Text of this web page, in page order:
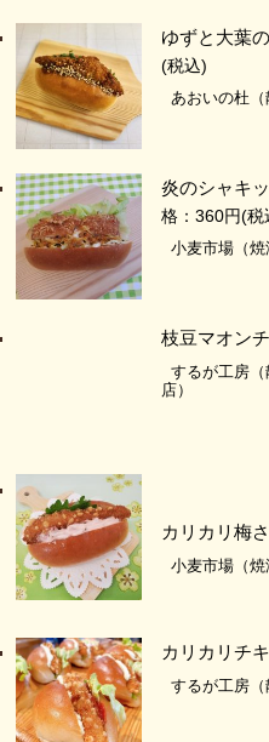
ゆずと大葉
(税込)
あおいの杜（
炎のシャキ
格：360円(税
小麦市場（焼
枝豆マオン
するが工房（
店）
カリカリ梅
小麦市場（焼
カリカリチ
するが工房（